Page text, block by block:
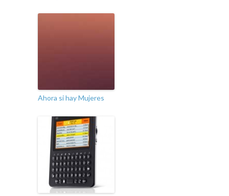
Ahora si hay Mujeres